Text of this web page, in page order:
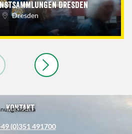
Dresden
Dresden
Kasema
Kontakt
(0)351 491700